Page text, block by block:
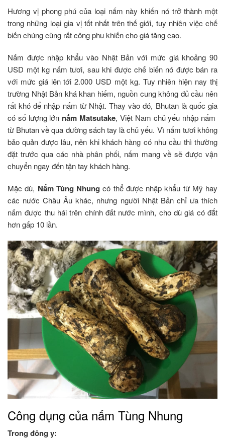
Hương vị phong phú của loại nấm này khiến nó trở thành một
trong những loại gia vị tốt nhất trên thế giới, tuy nhiên việc chế
biến chúng cũng rất công phu khiến cho giá tăng cao.
Nấm được nhập khẩu vào Nhật Bản với mức giá khoảng 90
USD một kg nấm tươi, sau khi được chế biến nó được bán ra
với mức giá lên tới 2.000 USD một kg. Tuy nhiên hiện nay thị
trường Nhật Bản khá khan hiếm, nguồn cung không đủ cầu nên
rất khó để nhập nấm từ Nhật. Thay vào đó, Bhutan là quốc gia
có số lượng lớn nấm Matsutake, Việt Nam chủ yếu nhập nấm
từ Bhutan về qua đường sách tay là chủ yếu. Vì nấm tươi không
bảo quản được lâu, nên khi khách hàng có nhu cầu thì thường
đặt trước qua các nhà phân phối, nấm mang về sẽ được vận
chuyển ngay đến tận tay khách hàng.
Mặc dù, Nấm Tùng Nhung có thể được nhập khẩu từ Mỹ hay
các nước Châu Âu khác, nhưng người Nhật Bản chỉ ưa thích
nấm được thu hái trên chính đất nước mình, cho dù giá có đắt
hơn gấp 10 lần.
Công dụng của nấm Tùng Nhung
Trong đông y: